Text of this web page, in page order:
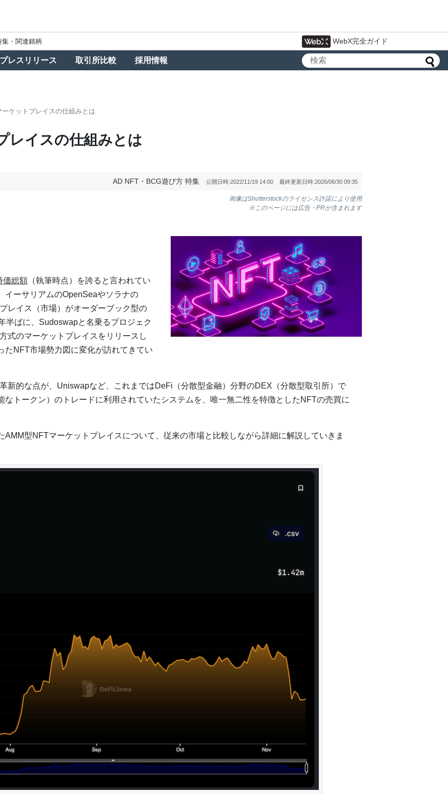
集・関連銘柄 WebX完全ガイド
プレスリリース 取引所比較 採用情報
ケットプレイスの仕組みとは
レイスの仕組みとは
AD NFT・BCG遊び方 特集 公開日時:2022/11/19 14:00 最終更新日時:2026/06/30 09:35
画像はShutterstockのライセンス許諾により使用
※このページには広告・PRが含まれます
価総額 （執筆時点）を誇ると言われてい
イーサリアムのOpenSeaやソラナの
レイス（市場）がオーダーブック型の
半ばに、Sudoswapと名乗るプロジェク
式のマーケットプレイスをリリースし
たNFT市場勢力図に変化が訪れてきてい
新的な点が、Uniswapなど、これまではDeFi（分散型金融）分野のDEX（分散型取引所）で
なトークン）のトレードに利用されていたシステムを、唯一無二性を特徴としたNFTの売買に
型NFTマーケットプレイスについて、従来の市場と比較しながら詳細に解説していきま